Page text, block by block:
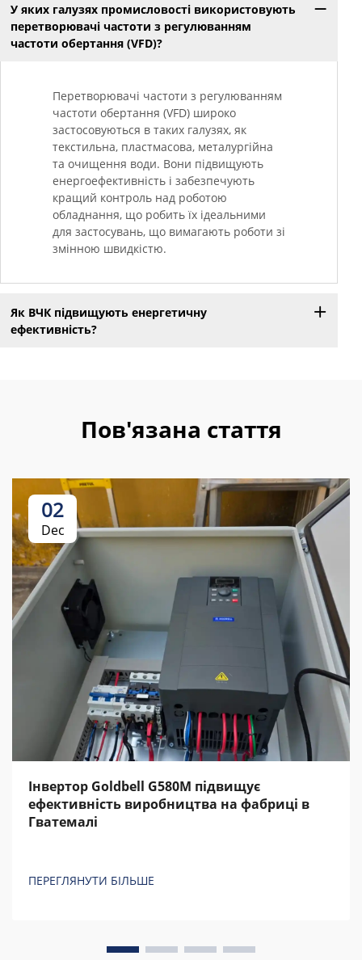
У яких галузях промисловості використовують
перетворювачі частоти з регулюванням
частоти обертання (VFD)?
Перетворювачі частоти з регулюванням
частоти обертання (VFD) широко
застосовуються в таких галузях, як
текстильна, пластмасова, металургійна
та очищення води. Вони підвищують
енергоефективність і забезпечують
кращий контроль над роботою
обладнання, що робить їх ідеальними
для застосувань, що вимагають роботи зі
змінною швидкістю.
Як ВЧК підвищують енергетичну
ефективність?
Пов'язана стаття
02
Dec
Інвертор Goldbell G580M підвищує
ефективність виробництва на фабриці в
Гватемалі
ПЕРЕГЛЯНУТИ БІЛЬШЕ